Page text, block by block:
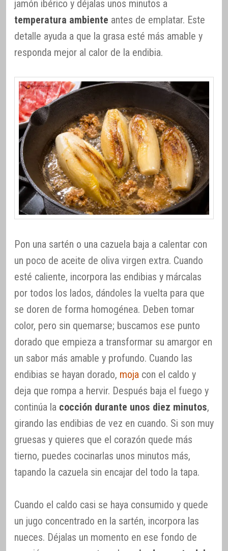
jamón ibérico y déjalas unos minutos a
temperatura ambiente antes de emplatar. Este
detalle ayuda a que la grasa esté más amable y
responda mejor al calor de la endibia.
Pon una sartén o una cazuela baja a calentar con
un poco de aceite de oliva virgen extra. Cuando
esté caliente, incorpora las endibias y márcalas
por todos los lados, dándoles la vuelta para que
se doren de forma homogénea. Deben tomar
color, pero sin quemarse; buscamos ese punto
dorado que empieza a transformar su amargor en
un sabor más amable y profundo. Cuando las
endibias se hayan dorado, moja con el caldo y
deja que rompa a hervir. Después baja el fuego y
continúa la cocción durante unos diez minutos,
girando las endibias de vez en cuando. Si son muy
gruesas y quieres que el corazón quede más
tierno, puedes cocinarlas unos minutos más,
tapando la cazuela sin encajar del todo la tapa.
Cuando el caldo casi se haya consumido y quede
un jugo concentrado en la sartén, incorpora las
nueces. Déjalas un momento en ese fondo de